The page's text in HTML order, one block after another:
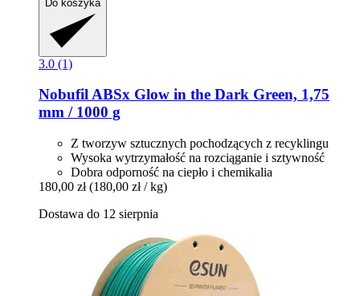
Do koszyka
3.0 (1)
NobufilABSx Glow in the Dark Green, 1,75
mm / 1000 g
Z tworzyw sztucznych pochodzących z recyklingu
Wysoka wytrzymałość na rozciąganie i sztywność
Dobra odporność na ciepło i chemikalia
180,00 zł (180,00 zł / kg)
Dostawa do 12 sierpnia